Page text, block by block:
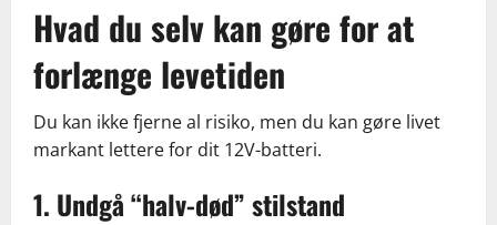
Hvad du selv kan gøre for at
forlænge levetiden
Du kan ikke fjerne al risiko, men du kan gøre livet
markant lettere for dit 12V-batteri.
1. Undgå “halv-død” stilstand